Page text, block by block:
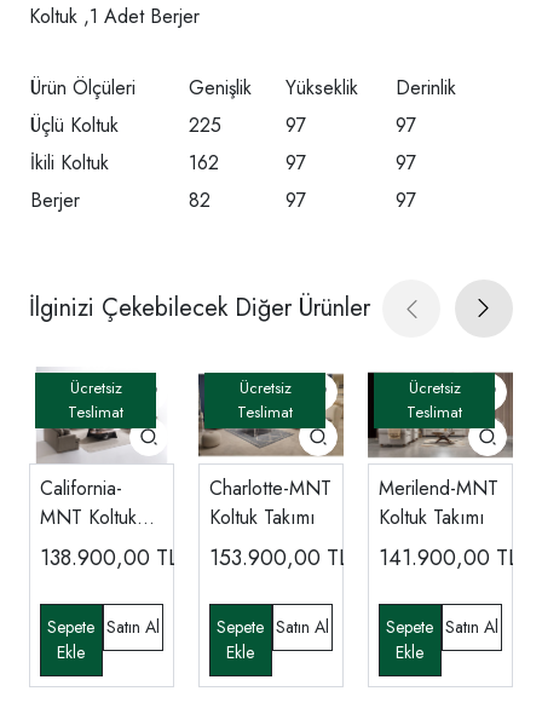
Koltuk ,1 Adet Berjer
Ürün Ölçüleri Genişlik Yükseklik
Derinlik
Üçlü Koltuk
225 97
97
İkili Koltuk
162 97
97
Berjer
82 97 97
İlginizi Çekebilecek Diğer Ürünler
California-
MNT Koltuk
Takımı
138.900,00 TL
Charlotte-MNT
Koltuk Takımı
153.900,00 TL
Merilend-MNT
Koltuk Takımı
141.900,00 TL